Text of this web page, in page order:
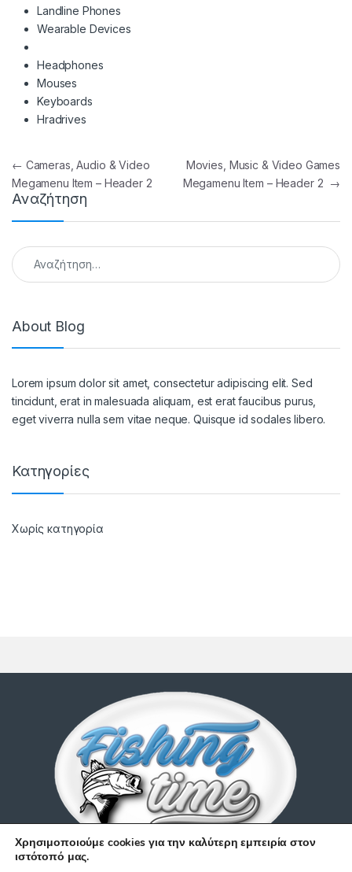
Landline Phones
Wearable Devices
Headphones
Mouses
Keyboards
Hradrives
Πλοήγηση άρθρων
← Cameras, Audio & Video
Megamenu Item – Header 2
Movies, Music & Video Games
Megamenu Item – Header 2 →
Αναζήτηση
Αναζήτηση για:
About Blog
Lorem ipsum dolor sit amet, consectetur adipiscing elit. Sed
tincidunt, erat in malesuada aliquam, est erat faucibus purus,
eget viverra nulla sem vitae neque. Quisque id sodales libero.
Κατηγορίες
Χωρίς κατηγορία
Χρησιμοποιούμε cookies για την καλύτερη εμπειρία στον
ιστότοπό μας.